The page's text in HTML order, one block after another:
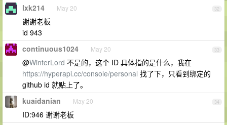
32
lxk214 May 20
谢谢老板
id 943
33
continuous1024 May 20
@WinterLord 不是的，这个 ID 具体指的是什么，我在
https://hyperapi.cc/console/personal 找了下，只看到绑定的
github id 就贴上了。
34
kuaidanian May 20
ID:946 谢谢老板